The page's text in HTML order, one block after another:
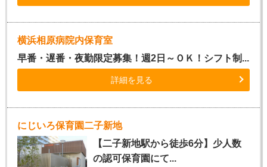
横浜相原病院内保育室
早番・遅番・夜勤限定募集！週2日～ＯＫ！シフト制...
詳細を見る
にじいろ保育園二子新地
【二子新地駅から徒歩6分】少人数
の認可保育園にて...